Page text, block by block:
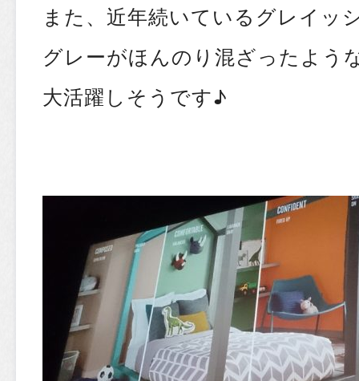
また、近年続いているグレイッ
グレーがほんのり混ざったよう
大活躍しそうです♪